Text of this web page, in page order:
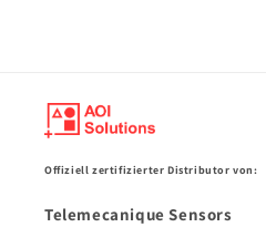
Offiziell zertifizierter Distributor von:
Telemecanique Sensors